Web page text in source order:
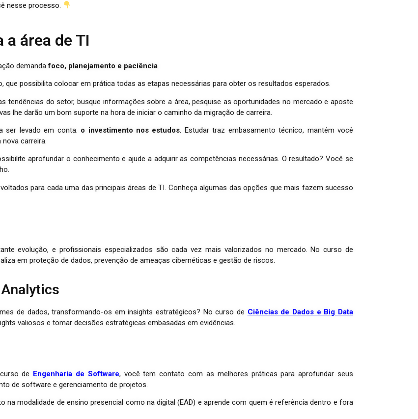
nesse processo.
a área de TI
demandafoco, planejamento e paciência.
que possibilita colocar em prática todas as etapas necessárias para obter os resultados esperados.
tendências do setor, busque informações sobre a área, pesquise as oportunidades no mercado e aposte
lhe darão um bom suporte na hora de iniciar o caminho da migração de carreira.
ser levado em conta: o investimento nos estudos. Estudar traz embasamento técnico, mantém você
carreira.
aprofundar o conhecimento e ajude a adquirir as competências necessárias. O resultado? Você se
para cada uma das principais áreas de TI. Conheça algumas das opções que mais fazem sucesso
evolução, e profissionais especializados são cada vez mais valorizados no mercado. No curso de
em proteção de dados, prevenção de ameaças cibernéticas e gestão de riscos.
de dados, transformando-os em insights estratégicos? No curso de Ciências de Dados e Big Data
valiosos e tomar decisões estratégicas embasadas em evidências.
de Engenharia de Software, você tem contato com as melhores práticas para aprofundar seus
de software e gerenciamento de projetos.
na modalidade de ensino presencial como na digital (EAD) e aprende com quem é referência dentro e fora